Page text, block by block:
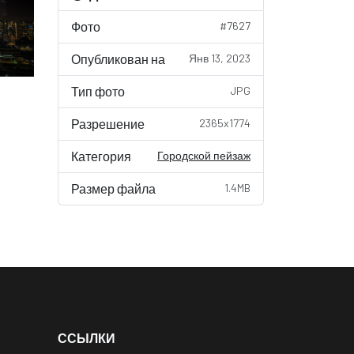
Фото #7627
Опубликован на Янв 13, 2023
Тип фото JPG
Разрешение 2365x1774
Категория Городской пейзаж
Размер файла 1.4MB
ССЫЛКИ